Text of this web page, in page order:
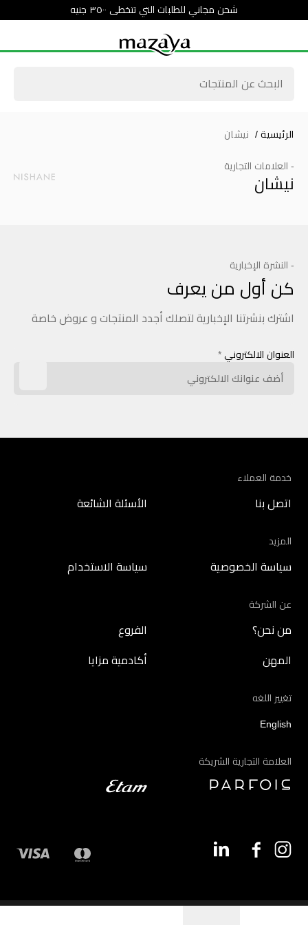
شحن مجاني للطلبات التي تتخطى ٣٥٠٠ جنيه
الرئيسية / نيشان
- العلامات التجارية
نيشان
- النشرة الإخبارية
كن أول من يعرف
اشترك بنشرتنا الإخبارية لتصلك أجدد المنتجات و عروض خاصة
العنوان الالكتروني *
خدمة العملاء
اتصل بنا الأسئلة الشائعة
المزيد
سياسة الخصوصية سياسة الاستخدام
عن الشركة
من نحن؟ الفروع
المهن أكادمية مزايا
تغيير اللغه
English
العلامة التجارية الشريكة